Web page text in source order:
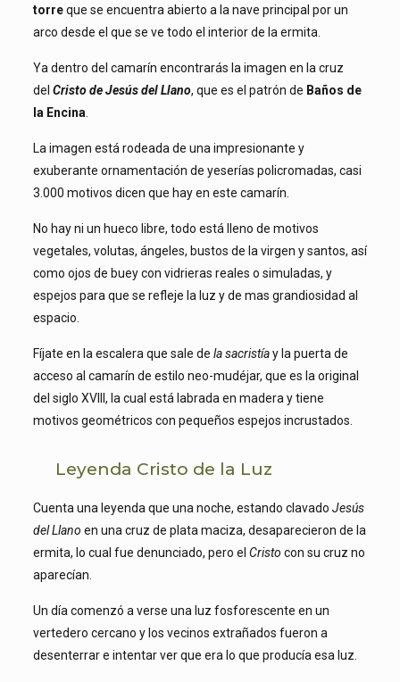
torreque se encuentra abierto a la nave principal por un
arco desde el que se ve todo el interior de la ermita.
Ya dentro del camarín encontrarás la imagen en la cruz
del Cristo de Jesús del Llano, que es el patrón de Baños de
la Encina
La imagen está rodeada de una impresionante y
exuberante ornamentación de yeserías policromadas, casi
3.000 motivos dicen que hay en este camarín.
No hay ni un hueco libre, todo está lleno de motivos
vegetales, volutas, ángeles, bustos de la virgen y santos, así
como ojos de buey con vidrieras reales o simuladas, y
espejos para que se refleje la luz y de mas grandiosidad al
espacio.
Fíjate en la escalera que sale de la sacristíay la puerta de
acceso al camarín de estilo neo-mudéjar, que es la original
del siglo XVIII, la cual está labrada en madera y tiene
motivos geométricos con pequeños espejos incrustados.
Leyenda Cristo de la Luz
Cuenta una leyenda que una noche, estando clavado Jesús
del Llano en una cruz de plata maciza, desaparecieron de la
ermita, lo cual fue denunciado, pero el Cristo con su cruz no
aparecían.
Un día comenzó a verse una luz fosforescente en un
vertedero cercano y los vecinos extrañados fueron a
desenterrar e intentar ver que era lo que producía esa luz.